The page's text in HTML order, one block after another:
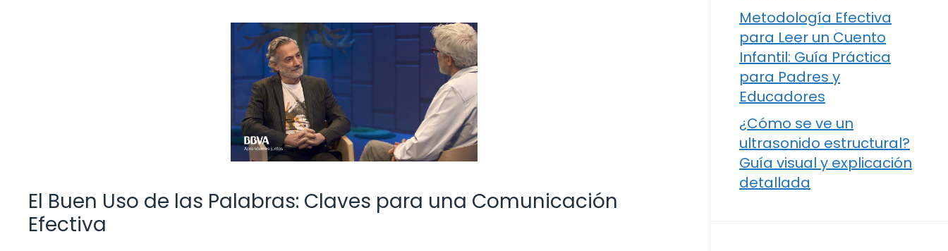
El Buen Uso de las Palabras: Claves para una Comunicación
Efectiva
Metodología Efectiva
para Leer un Cuento
Infantil: Guía Práctica
para Padres y
Educadores
¿Cómo se ve un
ultrasonido estructural?
Guía visual y explicación
detallada